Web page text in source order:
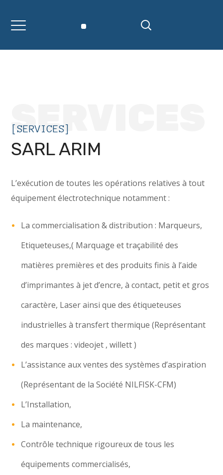
SERVICES
[SERVICES]
SARL ARIM
L’exécution de toutes les opérations relatives à tout
équipement électrotechnique notamment :
La commercialisation & distribution : Marqueurs,
Etiqueteuses,( Marquage et traçabilité des
matières premières et des produits finis à l’aide
d’imprimantes à jet d’encre, à contact, petit et gros
caractère, Laser ainsi que des étiqueteuses
industrielles à transfert thermique (Représentant
des marques : videojet , willett )
L’assistance aux ventes des systèmes d’aspiration
(Représentant de la Société NILFISK-CFM)
L’Installation,
La maintenance,
Contrôle technique rigoureux de tous les
équipements commercialisés,